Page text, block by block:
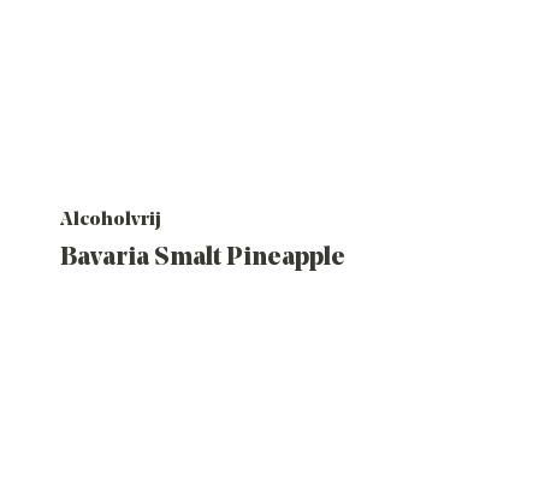
Alcoholvrij
Bavaria Smalt Pineapple